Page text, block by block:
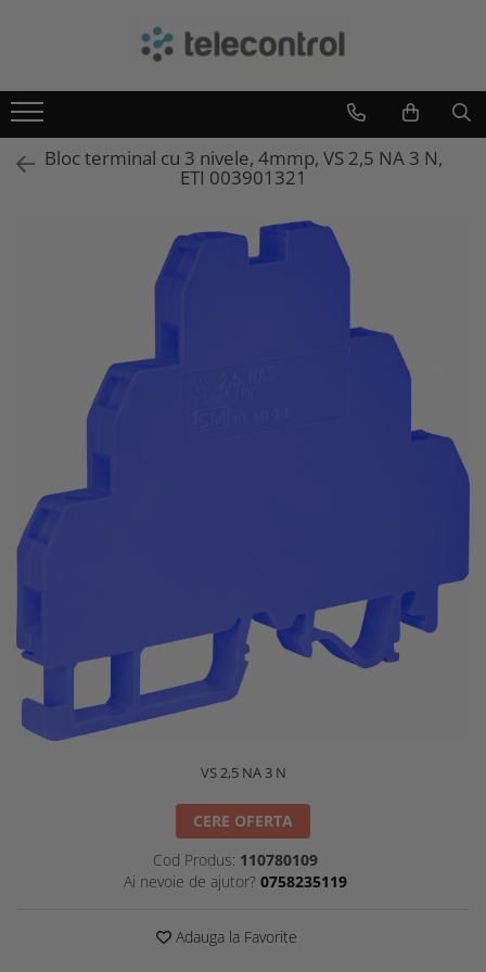
Teleco Automation
Teletask
Artsound
Bloc terminal cu 3 nivele, 4mmp, VS 2,5 NA 3 N,
ETI 003901321
VS 2,5 NA 3 N
CERE OFERTA
Cod Produs: 110780109
Ai nevoie de ajutor? 0758235119
Adauga la Favorite